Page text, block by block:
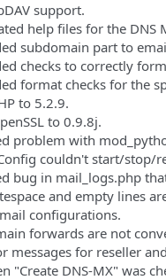
support.
help files for the DNS
subdomain part to
checks to correctly
format checks for the
to 5.2.9.
to 0.9.8j.
problem with
couldn't start/stop/
bug in mail_logs.php
and empty lines
configurations.
forwards are not
messages for reseller
"Create DNS-MX" was